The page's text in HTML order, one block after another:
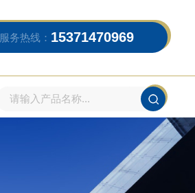
服务热线： 15371470969